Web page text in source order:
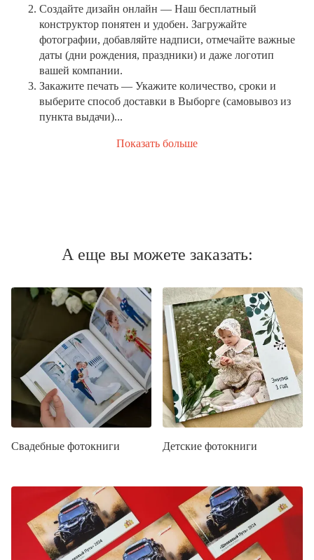
Создайте дизайн онлайн — Наш бесплатный
конструктор понятен и удобен. Загружайте
фотографии, добавляйте надписи, отмечайте важные
даты (дни рождения, праздники) и даже логотип
вашей компании.
Закажите печать — Укажите количество, сроки и
выберите способ доставки в Выборге (самовывоз из
пункта выдачи)...
Показать больше
А еще вы можете заказать:
Свадебные фотокниги Детские фотокниги